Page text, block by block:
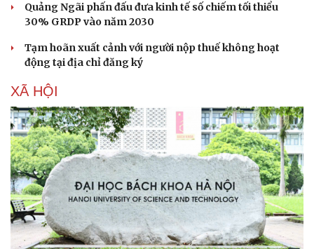
Du lịch
Tư vấn
Săn Tour
check-in
Podcast
Câu chuyện thời sự
Đọc truyện đêm khuya
Cửa sổ tình yêu
Kể chuyện cho bé
Hạt giống tâm hồn
Quảng Ngãi phấn đấu đưa kinh tế số chiếm tối thiểu
30% GRDP vào năm 2030
Tạm hoãn xuất cảnh với người nộp thuế không hoạt
động tại địa chỉ đăng ký
XÃ HỘI